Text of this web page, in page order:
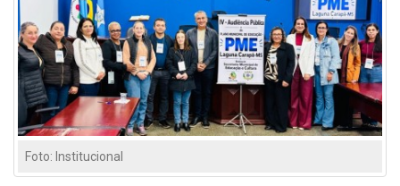
Foto: Institucional